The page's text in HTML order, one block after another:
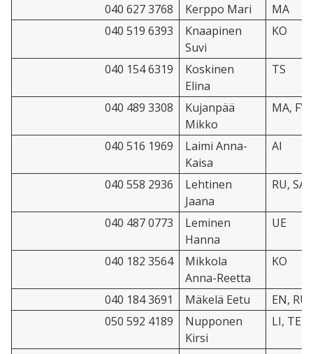
040 627 3768 Kerppo Mari
MA
040 519 6393
Knaapinen
Suvi
KO
040 154 6319
Koskinen
Elina
TS
040 489 3308
Kujanpää
Mikko
MA, FY,
040 516 1969
Laimi Anna-
Kaisa
AI
040 558 2936
Lehtinen
Jaana
RU, SA
040 487 0773
Leminen
Hanna
UE
040 182 3564
Mikkola
Anna-Reetta
KO
040 184 3691 Mäkelä Eetu
EN, RU
050 592 4189
Nupponen
Kirsi
LI, TE